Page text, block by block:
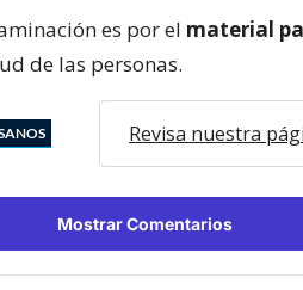
es por el material
de las personas.
Revisa nuestra
Mostrar Comentarios